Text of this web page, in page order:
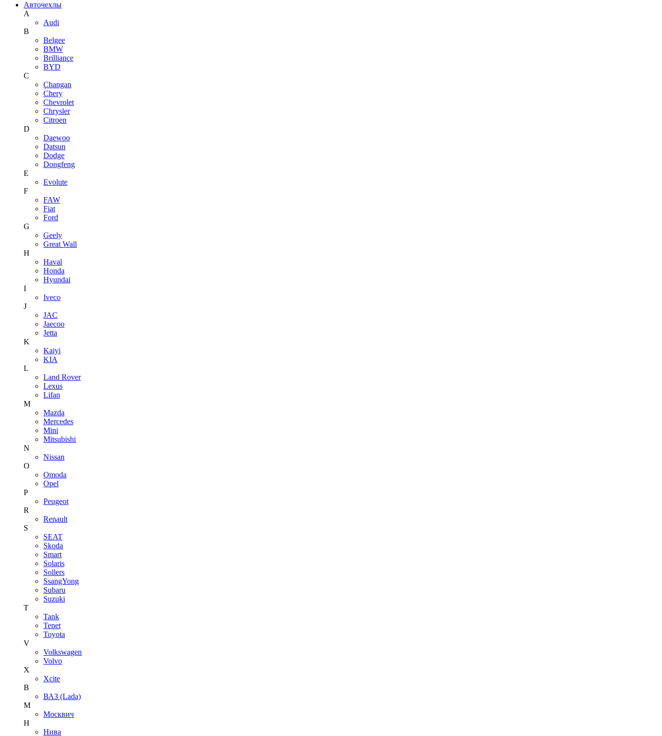
Авточехлы
A
Audi
B
Belgee
BMW
Brilliance
BYD
C
Changan
Chery
Chevrolet
Chrysler
Citroen
D
Daewoo
Datsun
Dodge
Dongfeng
E
Evolute
F
FAW
Fiat
Ford
G
Geely
Great Wall
H
Haval
Honda
Hyundai
I
Iveco
J
JAC
Jaecoo
Jetta
K
Kaiyi
KIA
L
Land Rover
Lexus
Lifan
M
Mazda
Mercedes
Mini
Mitsubishi
N
Nissan
O
Omoda
Opel
P
Peugeot
R
Renault
S
SEAT
Skoda
Smart
Solaris
Sollers
SsangYong
Subaru
Suzuki
T
Tank
Tenet
Toyota
V
Volkswagen
Volvo
X
Xcite
В
ВАЗ (Lada)
М
Москвич
Н
Нива